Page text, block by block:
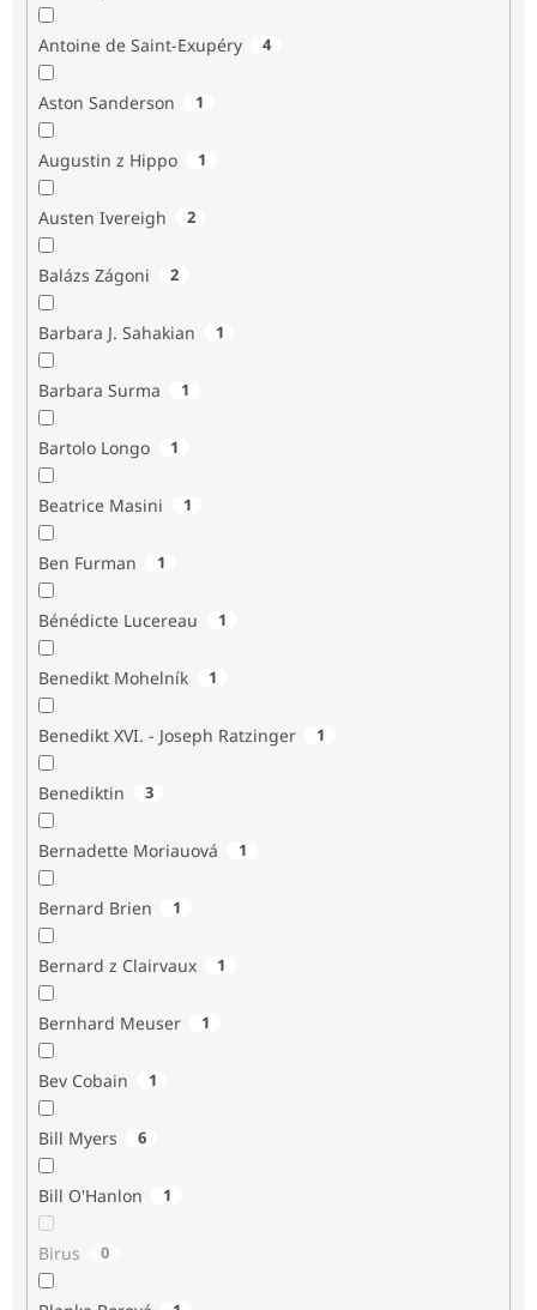
Antoine de Saint-Exupéry 4
Aston Sanderson 1
Augustin z Hippo 1
Austen Ivereigh 2
Balázs Zágoni 2
Barbara J. Sahakian 1
Barbara Surma 1
Bartolo Longo 1
Beatrice Masini 1
Ben Furman 1
Bénédicte Lucereau 1
Benedikt Mohelník 1
Benedikt XVI. - Joseph Ratzinger 1
Benediktin 3
Bernadette Moriauová 1
Bernard Brien 1
Bernard z Clairvaux 1
Bernhard Meuser 1
Bev Cobain 1
Bill Myers 6
Bill O'Hanlon 1
Birus 0